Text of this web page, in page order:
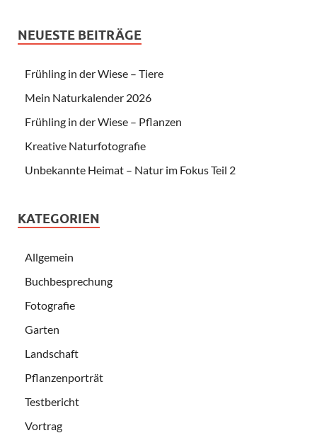
NEUESTE BEITRÄGE
Frühling in der Wiese – Tiere
Mein Naturkalender 2026
Frühling in der Wiese – Pflanzen
Kreative Naturfotografie
Unbekannte Heimat – Natur im Fokus Teil 2
KATEGORIEN
Allgemein
Buchbesprechung
Fotografie
Garten
Landschaft
Pflanzenporträt
Testbericht
Vortrag